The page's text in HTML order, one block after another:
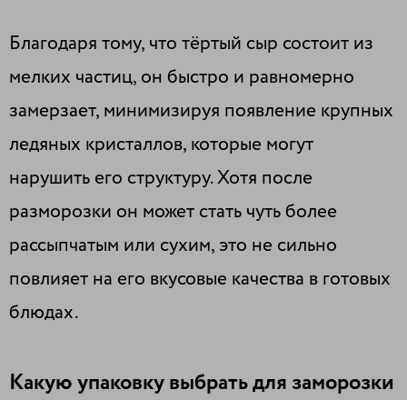
Благодаря тому, что тёртый сыр состоит из
мелких частиц, он быстро и равномерно
замерзает, минимизируя появление крупных
ледяных кристаллов, которые могут
нарушить его структуру. Хотя после
разморозки он может стать чуть более
рассыпчатым или сухим, это не сильно
повлияет на его вкусовые качества в готовых
блюдах.
Какую упаковку выбрать для заморозки